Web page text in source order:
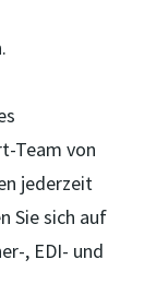
Team von
jederzeit
Sie sich auf
, EDI- und